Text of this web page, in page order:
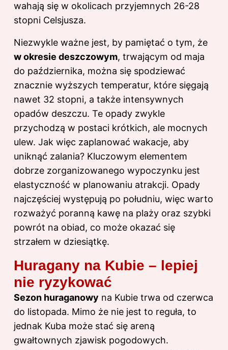
wahają się w okolicach przyjemnych 26-28
stopni Celsjusza.
Niezwykle ważne jest, by pamiętać o tym, że
w okresie deszczowym, trwającym od maja
do października, można się spodziewać
znacznie wyższych temperatur, które sięgają
nawet 32 stopni, a także intensywnych
opadów deszczu. Te opady zwykle
przychodzą w postaci krótkich, ale mocnych
ulew. Jak więc zaplanować wakacje, aby
uniknąć zalania? Kluczowym elementem
dobrze zorganizowanego wypoczynku jest
elastyczność w planowaniu atrakcji. Opady
najczęściej występują po południu, więc warto
rozważyć poranną kawę na plaży oraz szybki
powrót na obiad, co może okazać się
strzałem w dziesiątkę.
Huragany na Kubie – lepiej
nie ryzykować
Sezon huraganowy na Kubie trwa od czerwca
do listopada. Mimo że nie jest to reguła, to
jednak Kuba może stać się areną
gwałtownych zjawisk pogodowych.